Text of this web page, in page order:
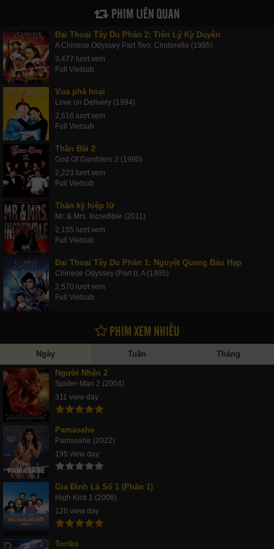
PHIM LIÊN QUAN
Đại Thoại Tây Du Phần 2: Tiên Lý Kỳ Duyên
A Chinese Odyssey Part Two: Cinderella (1995)
3,477 lượt xem
Full Vietsub
Vua phá hoại
Love on Delivery (1994)
2,616 lượt xem
Full Vietsub
Thần Bài 2
God Of Gamblers 2 (1990)
2,223 lượt xem
Full Vietsub
Thần kỳ hiệp lữ
Mr. & Mrs. Incredible (2011)
2,155 lượt xem
Full Vietsub
Đại Thoại Tây Du Phần 1: Nguyệt Quang Bảo Hạp
Chinese Odyssey (Part I), A (1995)
2,570 lượt xem
Full Vietsub
PHIM XEM NHIỀU
Ngày Tuần Tháng
Người Nhện 2
Spider-Man 2 (2004)
311 view day
Pamasahe
Pamasahe (2022)
195 view day
Gia Đình Là Số 1 (Phần 1)
High Kick 1 (2006)
128 view day
Toriko